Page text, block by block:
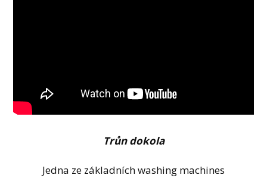
Trůn dokola
Jedna ze základních washing machines